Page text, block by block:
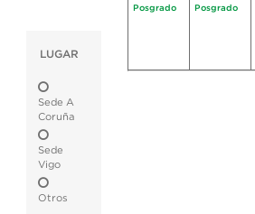
LUGAR
Sede A
Coruña
Sede
Vigo
Otros
Posgrado
Posgrado